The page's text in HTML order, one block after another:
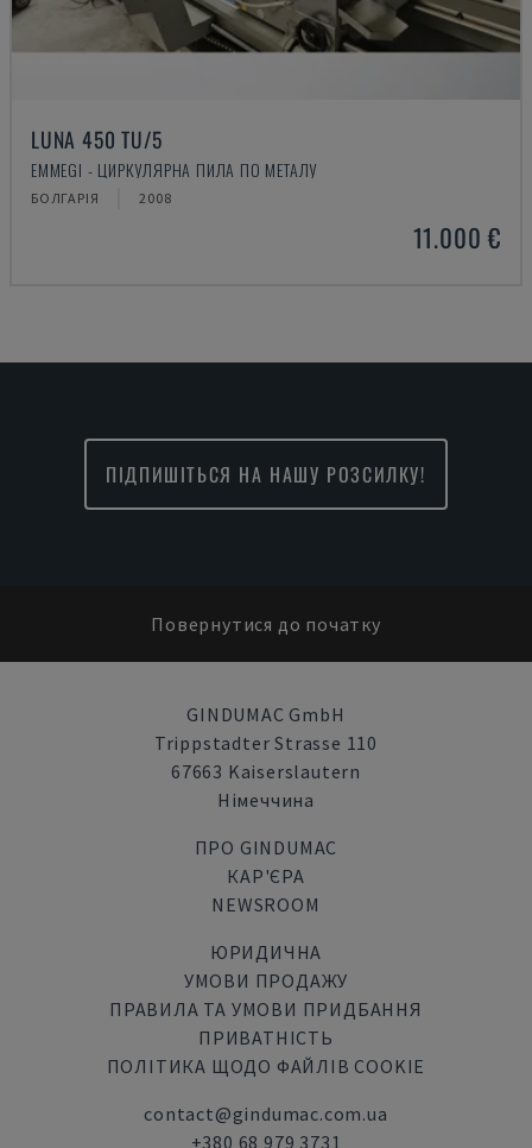
LUNA 450 TU/5
EMMEGI - ЦИРКУЛЯРНА ПИЛА ПО МЕТАЛУ
БОЛГАРІЯ 2008
11.000 €
ПІДПИШІТЬСЯ НА НАШУ РОЗСИЛКУ!
Повернутися до початку
GINDUMAC GmbH
Trippstadter Strasse 110
67663 Kaiserslautern
Німеччина
ПРО GINDUMAC
КАР'ЄРА
NEWSROOM
ЮРИДИЧНА
УМОВИ ПРОДАЖУ
ПРАВИЛА ТА УМОВИ ПРИДБАННЯ
ПРИВАТНІСТЬ
ПОЛІТИКА ЩОДО ФАЙЛІВ COOKIE
contact@gindumac.com.ua
+380 68 979 3731